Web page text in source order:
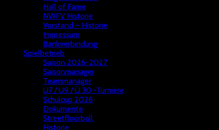
Hall of Fame
NWFV Historie
Vorstand – Historie
Impressum
Bankverbindung
Spielbetrieb
Saison 2026-2027
Saisonmanager
Teammanager
U7 / U9 / Ü 30 -Turniere
Schulcup 2026
Dokumente
Streetfloorball
Historie